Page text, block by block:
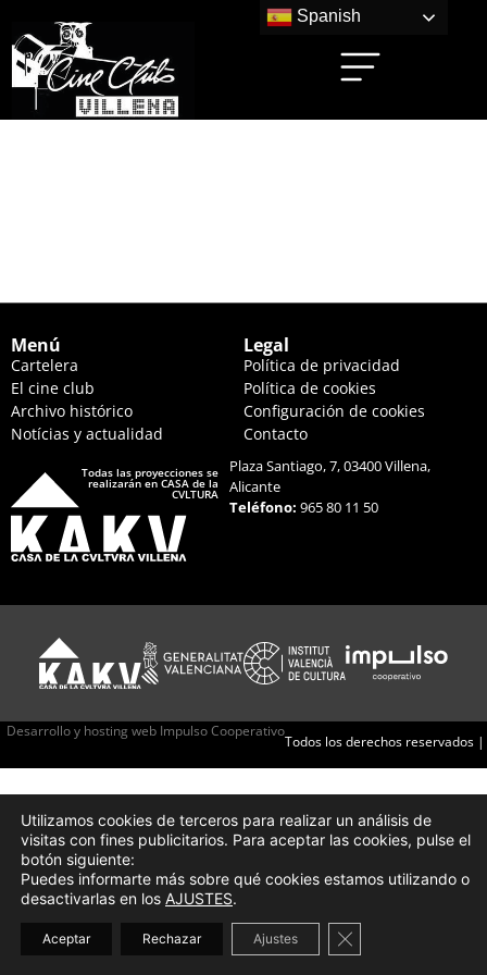
Menú
Cartelera
El cine club
Archivo histórico
Notícias y actualidad
Legal
Política de privacidad
Política de cookies
Configuración de cookies
Contacto
Todas las proyecciones se
realizarán en CASA de la
CVLTURA
Plaza Santiago, 7, 03400 Villena,
Alicante
Teléfono:965 80 11 50
Todos los derechos reservados |
Desarrollo y hosting web Impulso Cooperativo
Spanish
Utilizamos cookies de terceros para realizar un análisis de
visitas con fines publicitarios. Para aceptar las cookies, pulse el
botón siguiente:
Puedes informarte más sobre qué cookies estamos utilizando o
desactivarlas en los AJUSTES.
Aceptar Rechazar Ajustes Cerrar el banner de